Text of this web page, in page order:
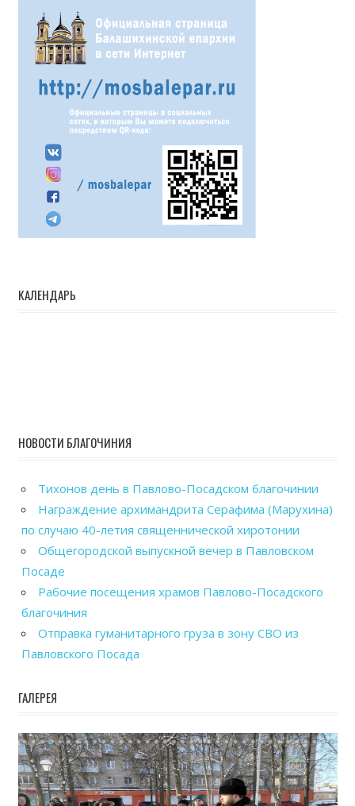
КАЛЕНДАРЬ
НОВОСТИ БЛАГОЧИНИЯ
Тихонов день в Павлово-Посадском благочинии
Награждение архимандрита Серафима (Марухина)
по случаю 40-летия священнической хиротонии
Общегородской выпускной вечер в Павловском
Посаде
Рабочие посещения храмов Павлово-Посадского
благочиния
Отправка гуманитарного груза в зону СВО из
Павловского Посада
ГАЛЕРЕЯ